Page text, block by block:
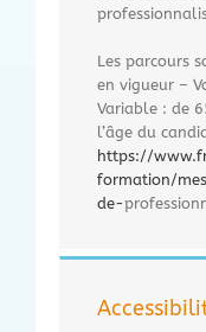
Les parcours
en vigueur –
Variable : de
l’âge du
https://
formation/
de-